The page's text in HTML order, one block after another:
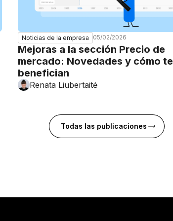
Noticias de la empresa 05/02/2026
Mejoras a la sección Precio de
mercado: Novedades y cómo te
benefician
Renata Liubertaitė
Todas las publicaciones